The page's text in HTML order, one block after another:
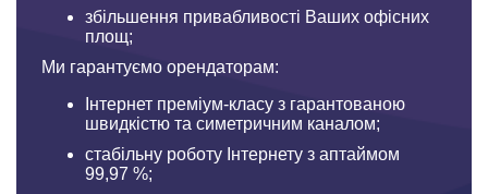
збільшення привабливості Ваших офісних
площ;
Ми гарантуємо орендаторам:
Інтернет преміум-класу з гарантованою
швидкістю та симетричним каналом;
стабільну роботу Інтернету з аптаймом
99,97 %;